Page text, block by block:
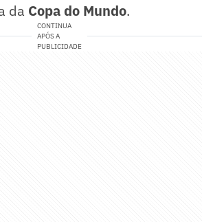
da Copa do Mundo.
CONTINUA
APÓS A
PUBLICIDADE